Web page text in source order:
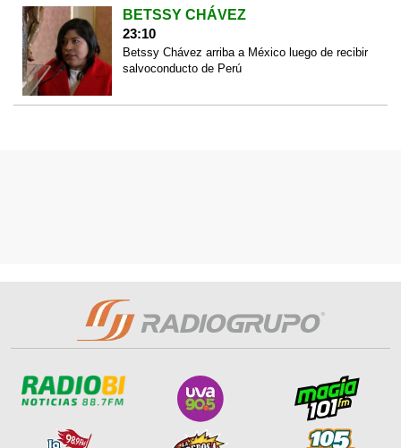
BETSSY CHÁVEZ
23:10
Betssy Chávez arriba a México luego de recibir
salvoconducto de Perú